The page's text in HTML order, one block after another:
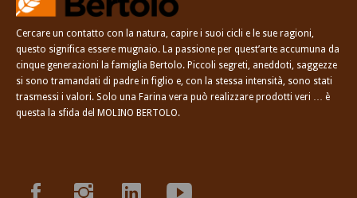
Cercare un contatto con la natura, capire i suoi cicli e le sue ragioni,
questo significa essere mugnaio. La passione per quest’arte accumuna da
cinque generazioni la famiglia Bertolo. Piccoli segreti, aneddoti, saggezze
si sono tramandati di padre in figlio e, con la stessa intensità, sono stati
trasmessi i valori. Solo una Farina vera può realizzare prodotti veri … è
questa la sfida del MOLINO BERTOLO.